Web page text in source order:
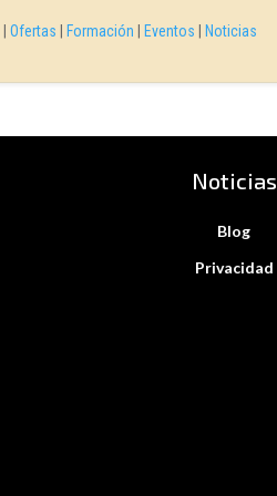
|Ofertas |Formación |Eventos |Noticias
Noticias
Blog
Privacidad